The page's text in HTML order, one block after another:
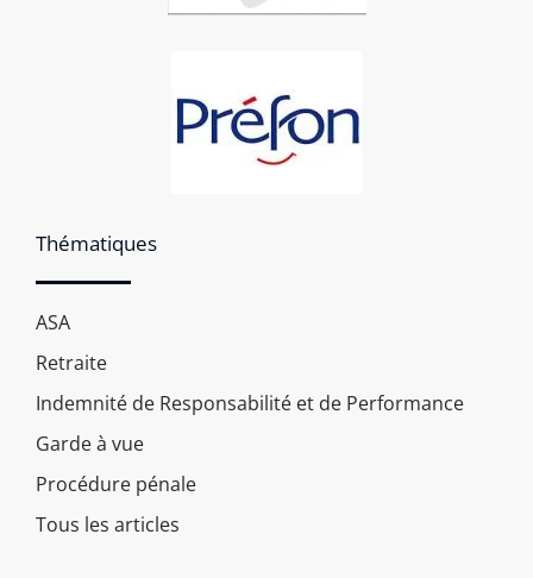
Thématiques
ASA
Retraite
Indemnité de Responsabilité et de Performance
Garde à vue
Procédure pénale
Tous les articles